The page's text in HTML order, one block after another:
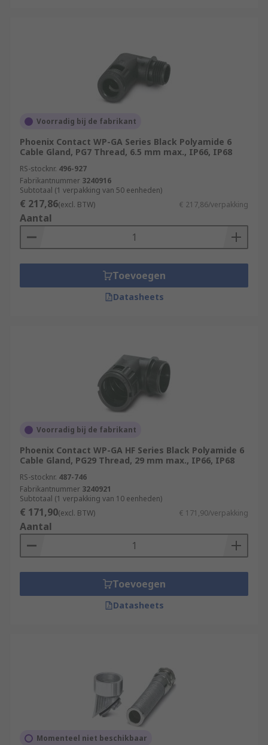
Voorradig bij de fabrikant
Phoenix Contact WP-GA Series Black Polyamide 6
Cable Gland, PG7 Thread, 6.5 mm max., IP66, IP68
RS-stocknr. 496-927
Fabrikantnummer 3240916
Subtotaal (1 verpakking van 50 eenheden)
€ 217,86(excl. BTW) € 217,86/verpakking
Aantal
Toevoegen
Datasheets
Voorradig bij de fabrikant
Phoenix Contact WP-GA HF Series Black Polyamide 6
Cable Gland, PG29 Thread, 29 mm max., IP66, IP68
RS-stocknr. 487-746
Fabrikantnummer 3240921
Subtotaal (1 verpakking van 10 eenheden)
€ 171,90(excl. BTW) € 171,90/verpakking
Aantal
Toevoegen
Datasheets
Momenteel niet beschikbaar